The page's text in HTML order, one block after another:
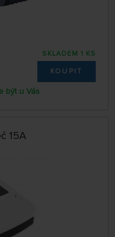
SKLADEM 1 KS
KOUPIT
být u Vás
15A